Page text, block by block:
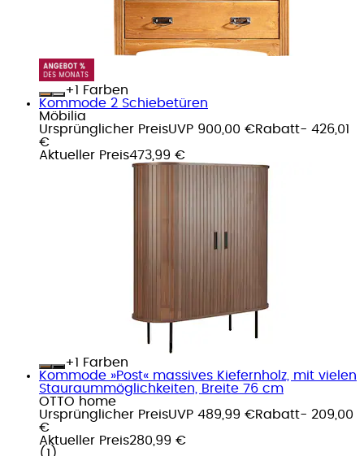
+
Farben
Kommode 2 Schiebetüren
Möbilia
Ursprünglicher PreisUVP 900,00 €Rabatt- 426,01
€
Aktueller Preis473,99 €
+
Farben
Kommode »Post« massives Kiefernholz, mit vielen
Stauraummöglichkeiten, Breite 76 cm
OTTO home
Ursprünglicher PreisUVP 489,99 €Rabatt- 209,00
€
Aktueller Preis280,99 €